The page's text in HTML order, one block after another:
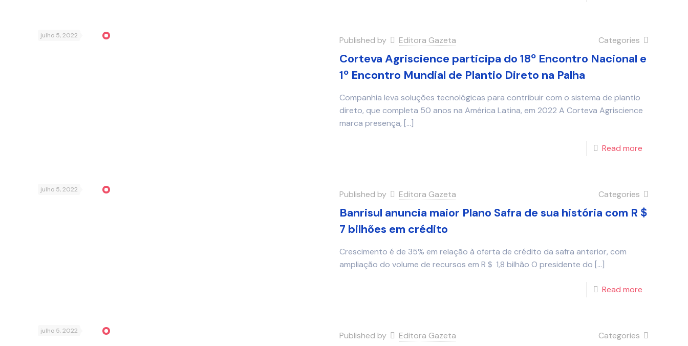
julho 5, 2022 Published by Editora Gazeta Categories
Corteva Agriscience participa do 18º Encontro Nacional e
1º Encontro Mundial de Plantio Direto na Palha
Companhia leva soluções tecnológicas para contribuir com o sistema de plantio
direto, que completa 50 anos na América Latina, em 2022 A Corteva Agriscience
marca presença, […]
Read more
julho 5, 2022 Published by Editora Gazeta Categories
Banrisul anuncia maior Plano Safra de sua história com R＄
7 bilhões em crédito
Crescimento é de 35% em relação à oferta de crédito da safra anterior, com
ampliação do volume de recursos em R＄ 1,8 bilhão O presidente do […]
Read more
julho 5, 2022 Published by Editora Gazeta Categories